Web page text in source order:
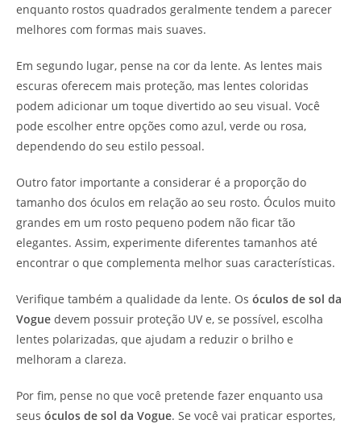
enquanto rostos quadrados geralmente tendem a parecer
melhores com formas mais suaves.
Em segundo lugar, pense na cor da lente. As lentes mais
escuras oferecem mais proteção, mas lentes coloridas
podem adicionar um toque divertido ao seu visual. Você
pode escolher entre opções como azul, verde ou rosa,
dependendo do seu estilo pessoal.
Outro fator importante a considerar é a proporção do
tamanho dos óculos em relação ao seu rosto. Óculos muito
grandes em um rosto pequeno podem não ficar tão
elegantes. Assim, experimente diferentes tamanhos até
encontrar o que complementa melhor suas características.
Verifique também a qualidade da lente. Os óculos de sol da
Vogue devem possuir proteção UV e, se possível, escolha
lentes polarizadas, que ajudam a reduzir o brilho e
melhoram a clareza.
Por fim, pense no que você pretende fazer enquanto usa
seus óculos de sol da Vogue. Se você vai praticar esportes,